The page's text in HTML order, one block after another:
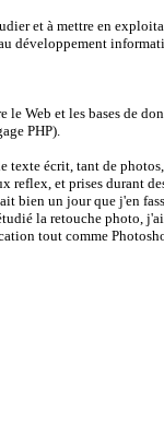
et à mettre en
développement
le Web et les bases de
PHP).
écrit, tant de
et prises durant
bien un jour que j'en
la retouche photo,
tout comme